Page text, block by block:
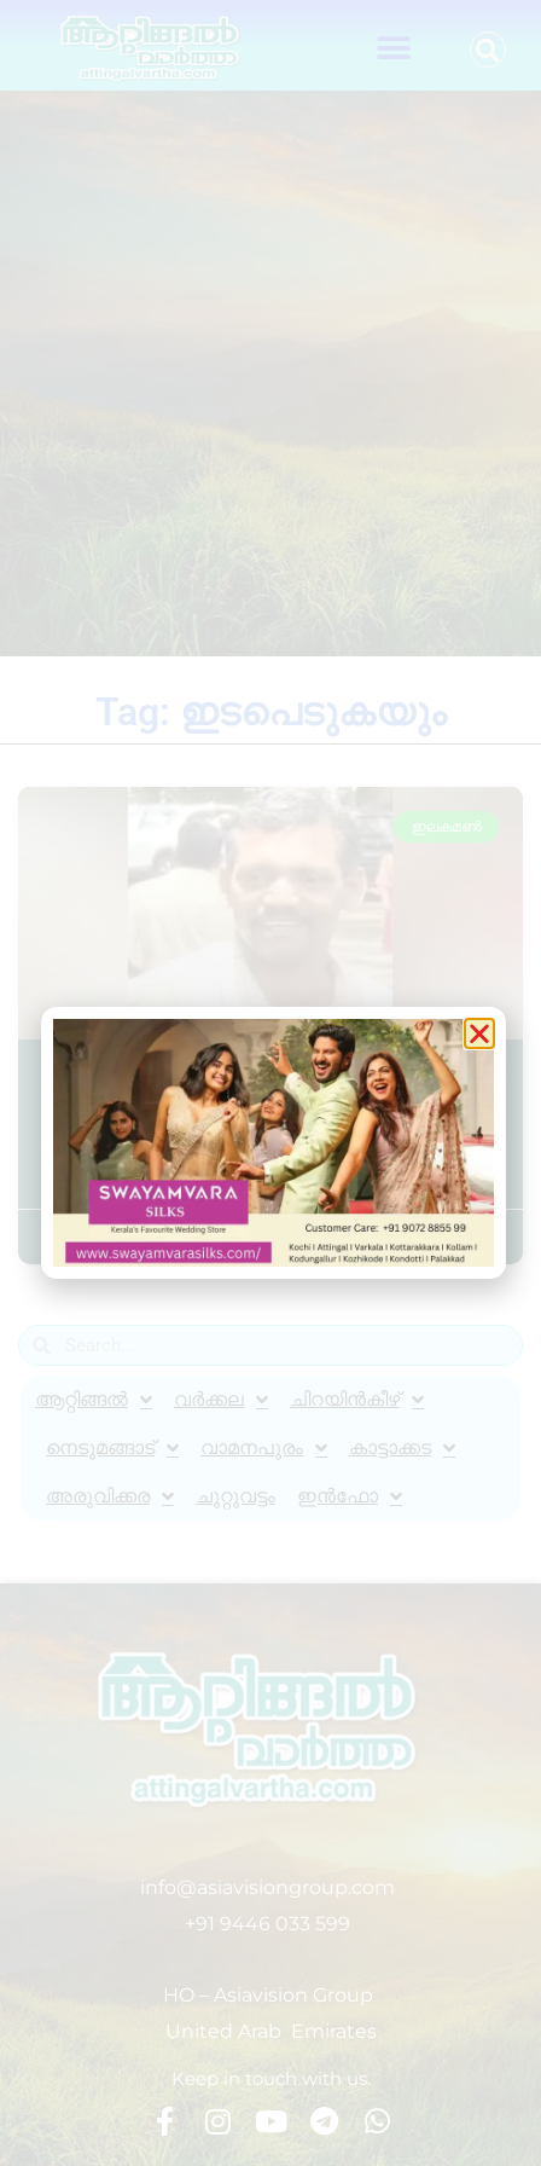
Tag: ഇടപെടുകയും
ഇലകമൺ
മാധ്യമപ്രവര്‍ത്തകയെ ആക്രമിച്ച
ശേഷം കടന്നുകളഞ്ഞയാള്‍
പിടിയില്‍
Admin YS May 7, 2024 7:56 am
ആറ്റിങ്ങൽ വർക്കല ചിറയിൻകീഴ്
നെടുമങ്ങാട് വാമനപുരം കാട്ടാക്കട
അരുവിക്കര ചുറ്റുവട്ടം ഇൻഫോ
info@asiavisiongroup.com
+91 9446 033 599
HO – Asiavision Group
United Arab Emirates
Keep in touch with us.